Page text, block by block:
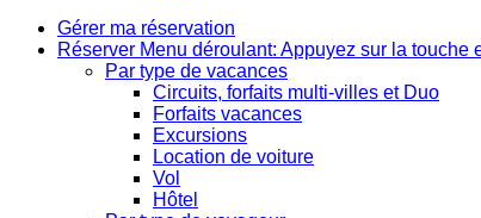
Gérer ma réservation
Réserver Menu déroulant: Appuyez sur la touche
Par type de vacances
Circuits, forfaits multi-villes et Duo
Forfaits vacances
Excursions
Location de voiture
Vol
Hôtel